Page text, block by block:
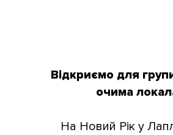
Відкриємо для
очима
На Новий Рік у